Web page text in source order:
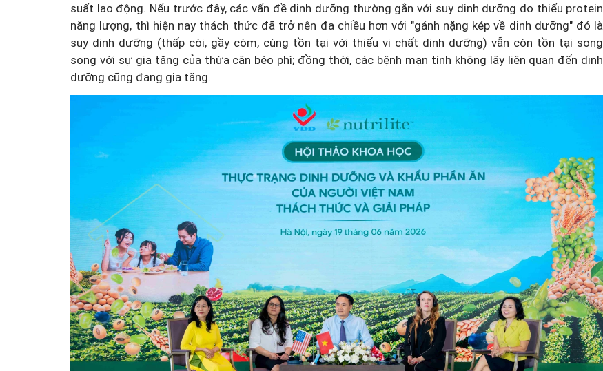
suất lao động. Nếu trước đây, các vấn đề dinh dưỡng thường gắn với suy dinh dưỡng do thiếu protein
năng lượng, thì hiện nay thách thức đã trở nên đa chiều hơn với "gánh nặng kép về dinh dưỡng" đó là
suy dinh dưỡng (thấp còi, gầy còm, cùng tồn tại với thiếu vi chất dinh dưỡng) vẫn còn tồn tại song
song với sự gia tăng của thừa cân béo phì; đồng thời, các bệnh mạn tính không lây liên quan đến dinh
dưỡng cũng đang gia tăng.